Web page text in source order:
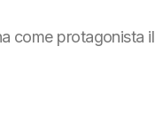
come protagonista il